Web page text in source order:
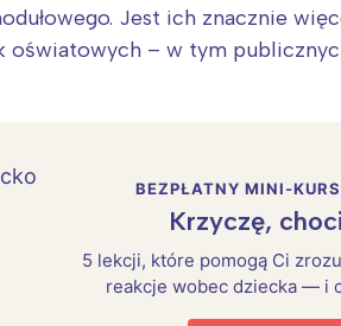
Jest ich znacznie
– w tym
BEZPŁATNY MINI-
Krzyczę,
5 lekcji, które pomogą Ci
reakcje wobec dziecka — i